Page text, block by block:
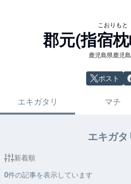
こおりもと
郡元(指宿
鹿児島県鹿児
ポスト
エキガタリ マチ
エキガタ
新着順
0件の記事を表示しています